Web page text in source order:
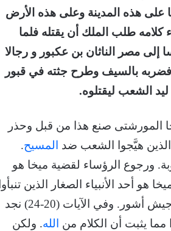
على هذه المدينة وعلى هذه الأرض
كلامه طلب الملك أن يقتله فلما
يهوياقيم اناسا إلى مصر الناثان بن عكبور و رجالا
فضربه بالسيف وطرح جثته في قبور
الشعب ليقتلوه.
المورشتى صنع هذا من قبل وحذر
الذين هيَّجوا الشعب ضد
المسيح.
ورجوع الرؤساء لقضية ميخا هو
أحد الأنبياء الصغار الذين تنبأوا
ملاكًا وأهلك جيش أشور. وفي الآيات (20-24) نجد
مما يثبت أن الكلام من
الله. ولكن